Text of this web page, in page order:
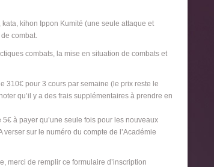
kihon Ippon Kumité (une seule attaque et
combat.
combats, la mise en situation de combats et
310€ pour 3 cours par semaine (le prix reste le
qu’il y a des frais supplémentaires à prendre en
5€ à payer qu’une seule fois pour les nouveaux
sur le numéro du compte de l’Académie
merci de remplir ce formulaire d’inscription